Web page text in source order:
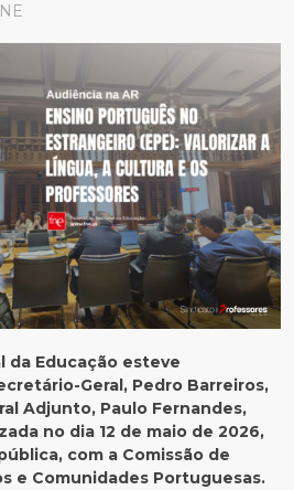
da Educação esteve
Geral, Pedro Barreiros,
Adjunto, Paulo Fernandes,
no dia 12 de maio de 2026,
com a Comissão de
e Comunidades Portuguesas.